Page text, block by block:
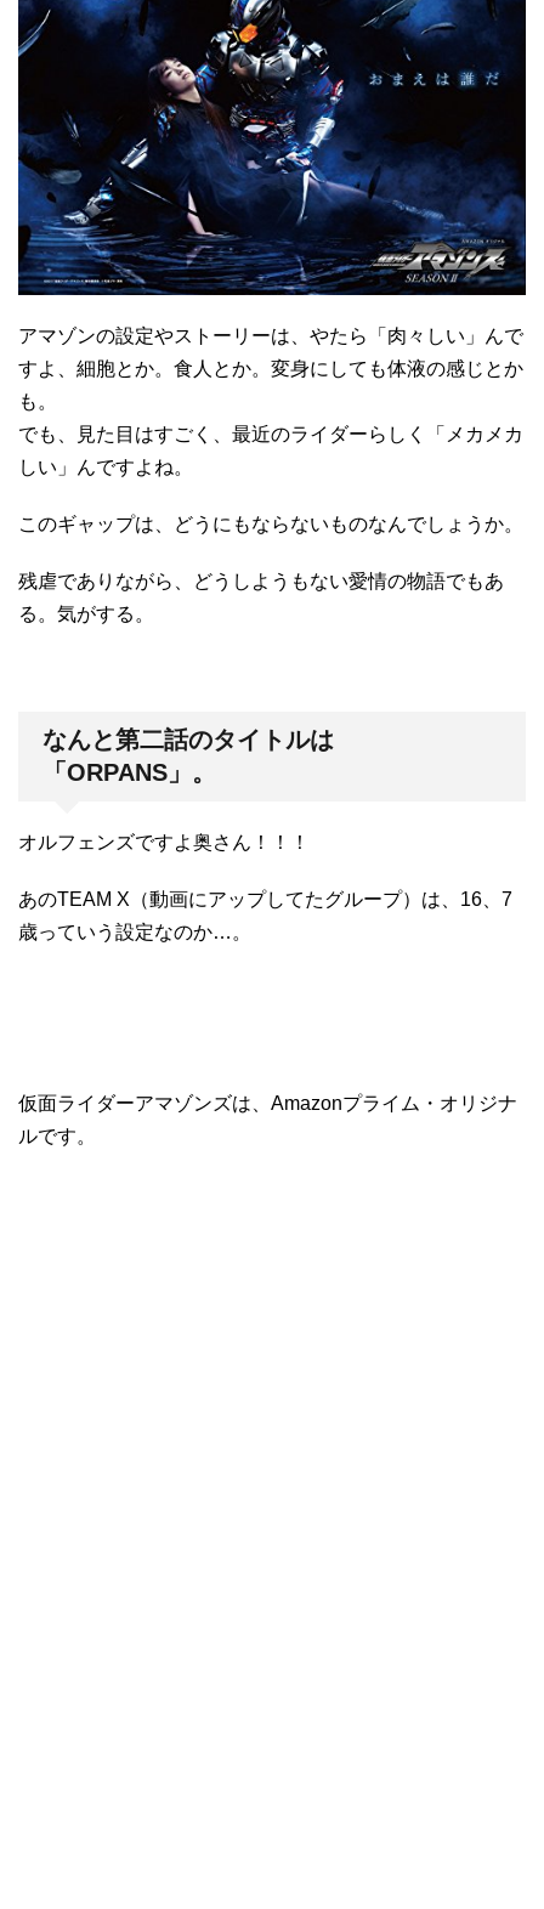
アマゾンの設定やストーリーは、やたら「肉々しい」んで
すよ、細胞とか。食人とか。変身にしても体液の感じとか
も。
でも、見た目はすごく、最近のライダーらしく「メカメカ
しい」んですよね。
このギャップは、どうにもならないものなんでしょうか。
残虐でありながら、どうしようもない愛情の物語でもあ
る。気がする。
なんと第二話のタイトルは
「ORPANS」。
オルフェンズですよ奥さん！！！
あのTEAM X（動画にアップしてたグループ）は、16、7
歳っていう設定なのか…。
仮面ライダーアマゾンズは、Amazonプライム・オリジナ
ルです。